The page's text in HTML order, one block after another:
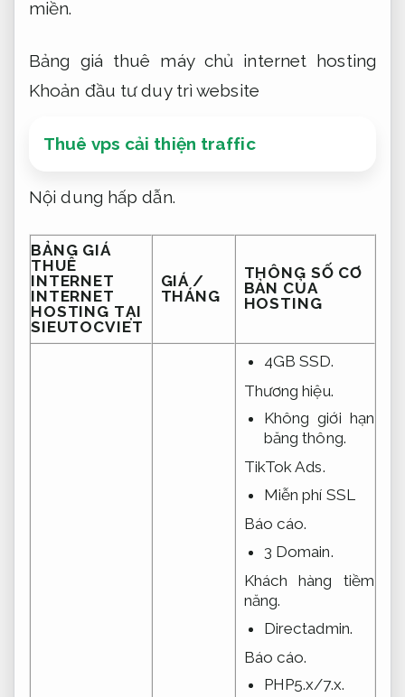
miền.
Bảng giá thuê máy chủ internet hosting
Khoản đầu tư duy trì website
Thuê vps cải thiện traffic
Nội dung hấp dẫn.
BẢNG GIÁ
THUÊ
INTERNET
INTERNET
HOSTING TẠI
SIEUTOCVIET
GIÁ /
THÁNG
THÔNG SỐ CƠ
BẢN CỦA
HOSTING
4GB SSD.
Thương hiệu.
Không giới hạn
băng thông.
TikTok Ads.
Miễn phí SSL
Báo cáo.
3 Domain.
Khách hàng tiềm
năng.
Directadmin.
Báo cáo.
PHP5.x/7.x.